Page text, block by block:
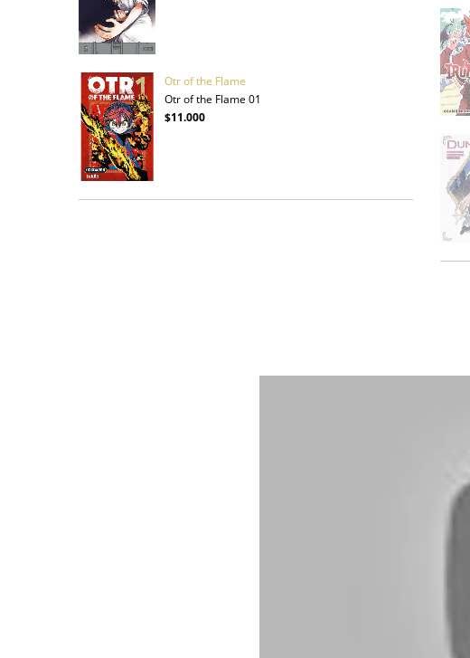
Otr of the Flame
Otr of the Flame 01
$11.000